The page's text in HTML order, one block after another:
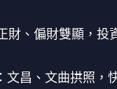
財、偏財雙顯，投
：文昌、文曲拱照，